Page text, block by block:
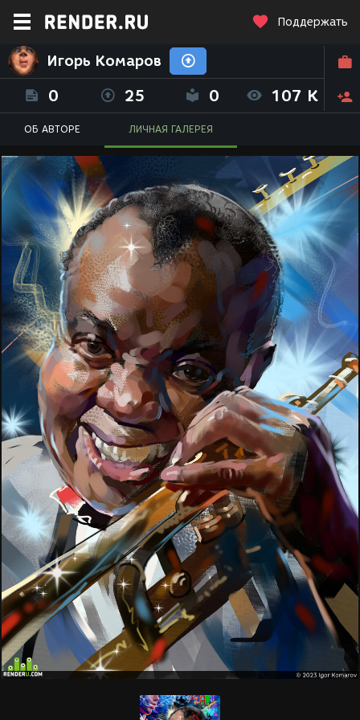
Поддержать
Игорь Комаров
0 25 0 107 K
ОБ АВТОРЕ ЛИЧНАЯ ГАЛЕРЕЯ